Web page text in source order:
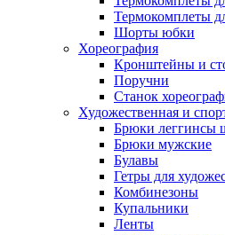
Термокомплеты
Шорты юбки
Хореография
Кронштейны и
Поручни
Станок
Художественная и
Брюки леггинсы
Брюки мужские
Булавы
Гетры для
Комбинезоны
Купальники
Ленты